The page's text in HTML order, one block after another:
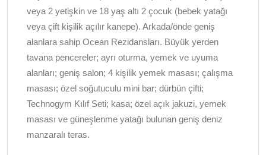
veya 2 yetişkin ve 18 yaş altı 2 çocuk (bebek yatağı
veya çift kişilik açılır kanepe). Arkada/önde geniş
alanlara sahip Ocean Rezidansları. Büyük yerden
tavana pencereler; ayrı oturma, yemek ve uyuma
alanları; geniş salon; 4 kişilik yemek masası; çalışma
masası; özel soğutuculu mini bar; dürbün çifti;
Technogym Kılıf Seti; kasa; özel açık jakuzi, yemek
masası ve güneşlenme yatağı bulunan geniş deniz
manzaralı teras.